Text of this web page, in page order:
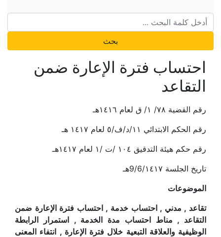
بحث
احتساب فترة الإعارة ضمن
التقاعد
رقم القضية ٧٨/ ١/ ق لعام ١٤١٦هـ
رقم الحكم الابتدائي ١١/د/ف/٥ لعام ١٤١٧ هـ
رقم حكم هيئة التدقيق ١٠٤ /ت /١ لعام ١٤١٧هـ
تاريخ الجلسة 9/6/١٤١٧هـ
الموضوعات
تقاعد , مدني , احتساب خدمة , احتساب فترة الإعارة ضمن
التقاعد , مناط احتساب مدة الخدمة , استمرار الرابطة
الوظيفية والعلاقة التبعية خلال فترة الإعارة , انتفاء المعنى